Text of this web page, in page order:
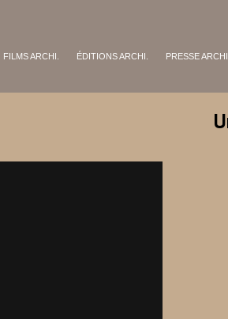
FILMS ARCHI. ÉDITIONS ARCHI. PRESSE ARCHI.